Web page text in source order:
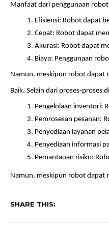
Manfaat dari penggunaan
Efisiensi: Robot dapat
Cepat: Robot dapat
Akurasi: Robot dapat
Biaya: Penggunaan
Namun, meskipun robot dapat
Baik. Selain dari proses-proses
Pengelolaan inventori:
Pemrosesan pesanan:
Penyediaan layanan
Penyediaan informasi
Pemantauan risiko:
Namun, meskipun robot dapat
SHARE THIS: